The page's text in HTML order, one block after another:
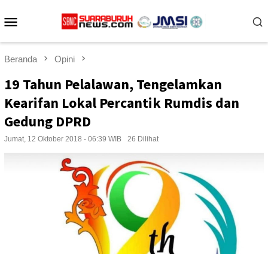
ke
Beranda Opini
19 Tahun Pelalawan, Tengelamkan
Kearifan Lokal Percantik Rumdis dan
Gedung DPRD
Jumat, 12 Oktober 2018 - 06:39 WIB 26 Dilihat